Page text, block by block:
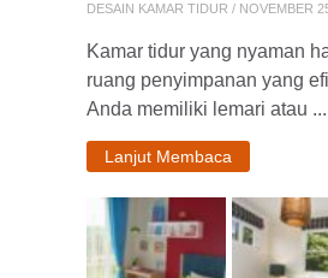
DESAIN KAMAR TIDUR / NOVEMBER
Kamar tidur yang nyaman
ruang penyimpanan yang
Anda memiliki lemari atau ...
Lanjut Membaca